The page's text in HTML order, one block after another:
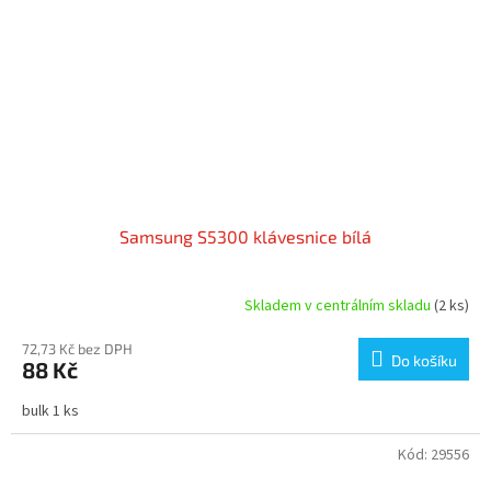
Samsung S5300 klávesnice bílá
Skladem v centrálním skladu (2 ks)
72,73 Kč bez DPH
88 Kč Do košíku
bulk 1 ks
Kód: 29556